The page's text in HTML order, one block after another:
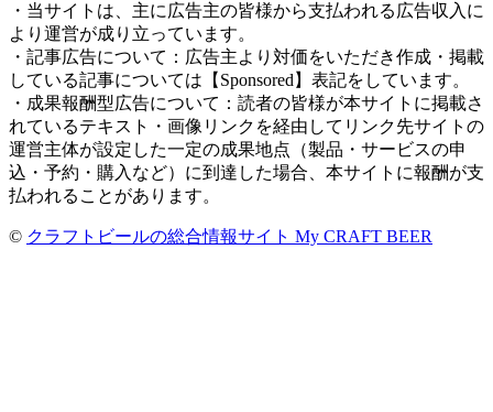
・当サイトは、主に広告主の皆様から支払われる広告収入に
より運営が成り立っています。
・記事広告について：広告主より対価をいただき作成・掲載
している記事については【Sponsored】表記をしています。
・成果報酬型広告について：読者の皆様が本サイトに掲載さ
れているテキスト・画像リンクを経由してリンク先サイトの
運営主体が設定した一定の成果地点（製品・サービスの申
込・予約・購入など）に到達した場合、本サイトに報酬が支
払われることがあります。
© クラフトビールの総合情報サイト My CRAFT BEER